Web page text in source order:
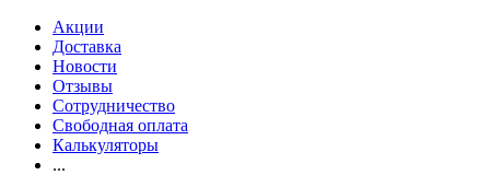
Акции
Доставка
Новости
Отзывы
Сотрудничество
Свободная оплата
Калькуляторы
...